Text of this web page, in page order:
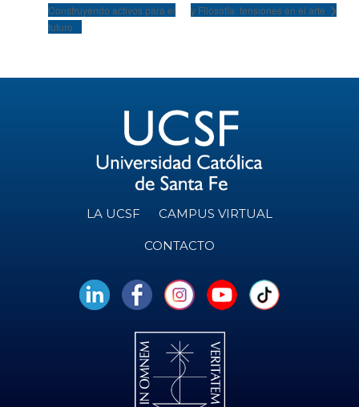
Construyendo activos para el
futuro
y Filosofía: tensiones en el arte
LA UCSF CAMPUS VIRTUAL
CONTACTO